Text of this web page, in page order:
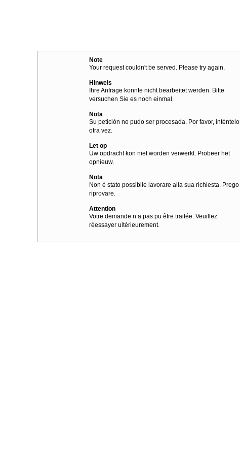
Note
Your request couldn't be served. Please try again.
Hinweis
Ihre Anfrage konnte nicht bearbeitet werden. Bitte
versuchen Sie es noch einmal.
Nota
Su petición no pudo ser procesada. Por favor, inténtelo
otra vez.
Let op
Uw opdracht kon niet worden verwerkt. Probeer het
opnieuw.
Nota
Non è stato possibile lavorare alla sua richiesta. Prego
riprovare.
Attention
Votre demande n’a pas pu être traitée. Veuillez
réessayer ultérieurement.